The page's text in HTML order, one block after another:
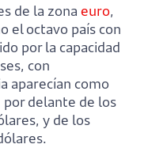
de la zona euro,
el octavo país con
por la capacidad
con
aparecían como
por delante de los
y de los